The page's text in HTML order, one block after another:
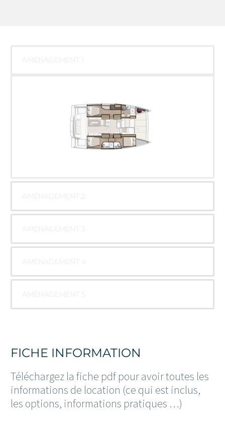
FICHE INFORMATION
Téléchargez la fiche pdf pour avoir toutes les
informations de location (ce qui est inclus,
les options, informations pratiques …)